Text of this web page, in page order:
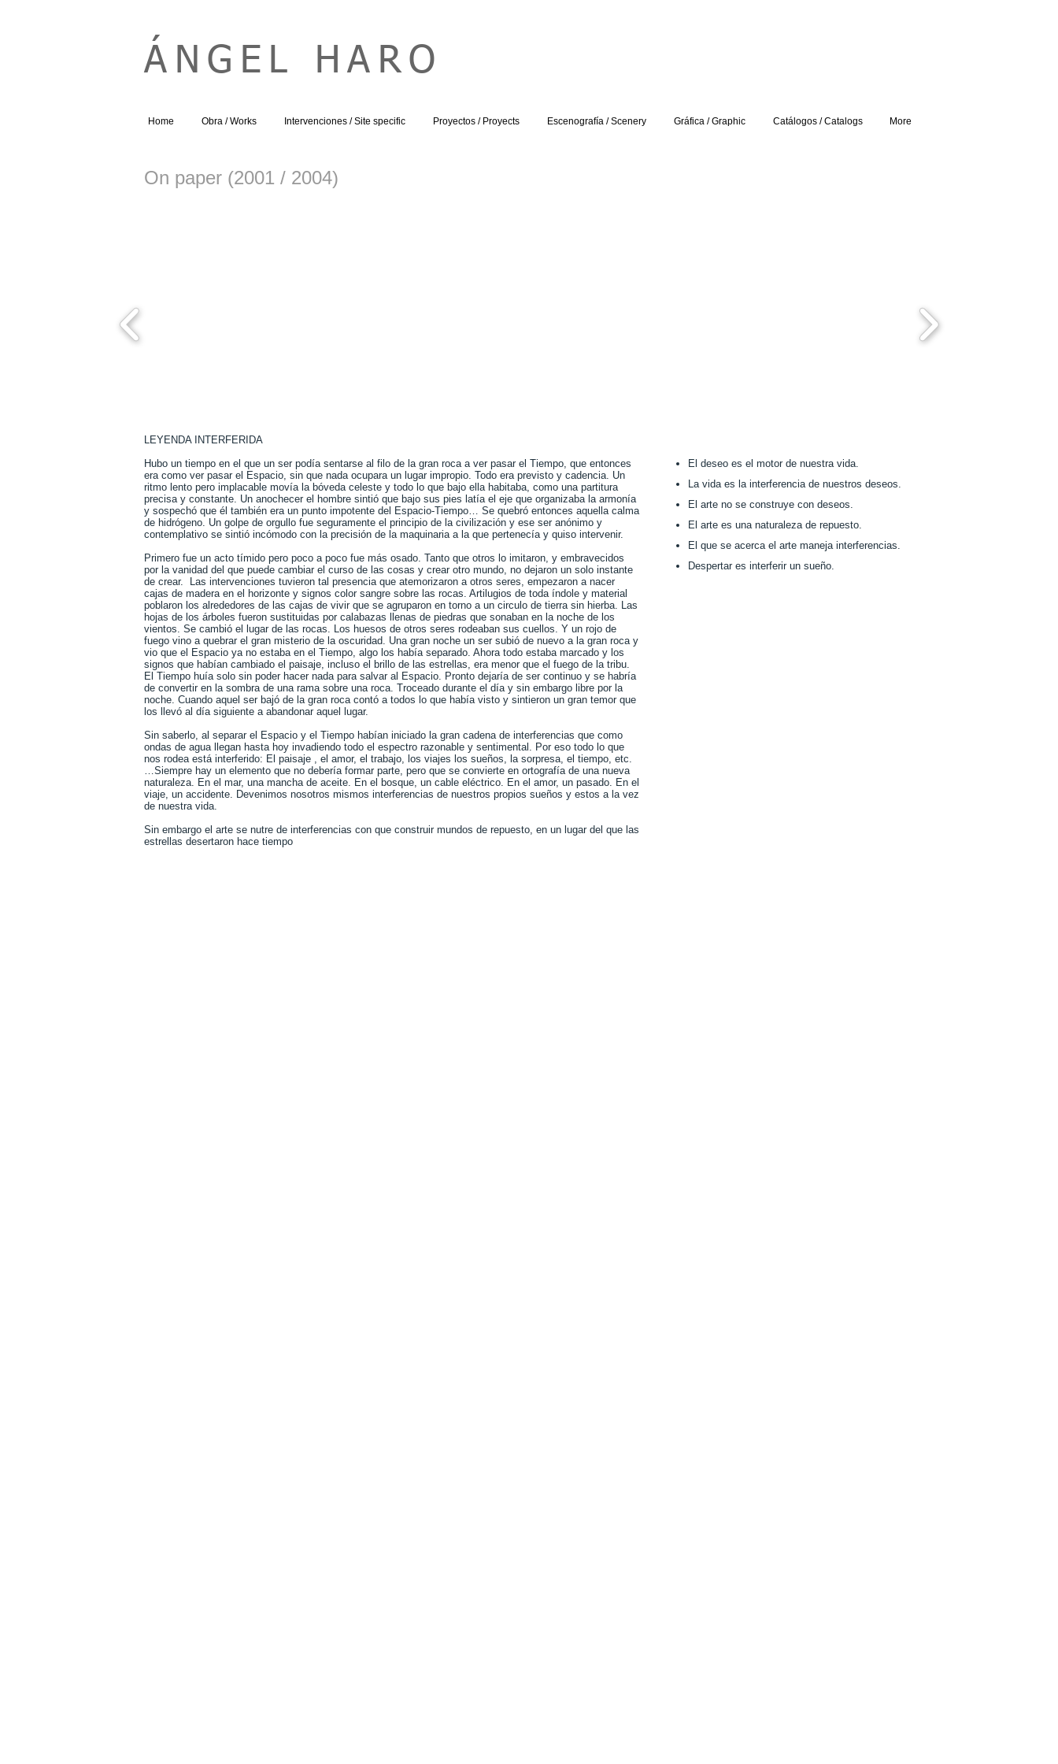
ÁNGEL HARO
Home Obra / Works Intervenciones / Site specific Proyectos / Proyects Escenografía / Scenery Gráfica / Graphic Catálogos / Catalogs More
On paper (2001 / 2004)
LEYENDA INTERFERIDA
Hubo un tiempo en el que un ser podía sentarse al filo de la gran roca a ver pasar el Tiempo, que entonces
era como ver pasar el Espacio, sin que nada ocupara un lugar impropio. Todo era previsto y cadencia. Un
ritmo lento pero implacable movía la bóveda celeste y todo lo que bajo ella habitaba, como una partitura
precisa y constante. Un anochecer el hombre sintió que bajo sus pies latía el eje que organizaba la armonía
y sospechó que él también era un punto impotente del Espacio-Tiempo… Se quebró entonces aquella calma
de hidrógeno. Un golpe de orgullo fue seguramente el principio de la civilización y ese ser anónimo y
contemplativo se sintió incómodo con la precisión de la maquinaria a la que pertenecía y quiso intervenir.
Primero fue un acto tímido pero poco a poco fue más osado. Tanto que otros lo imitaron, y embravecidos
por la vanidad del que puede cambiar el curso de las cosas y crear otro mundo, no dejaron un solo instante
de crear. Las intervenciones tuvieron tal presencia que atemorizaron a otros seres, empezaron a nacer
cajas de madera en el horizonte y signos color sangre sobre las rocas. Artilugios de toda índole y material
poblaron los alrededores de las cajas de vivir que se agruparon en torno a un circulo de tierra sin hierba. Las
hojas de los árboles fueron sustituidas por calabazas llenas de piedras que sonaban en la noche de los
vientos. Se cambió el lugar de las rocas. Los huesos de otros seres rodeaban sus cuellos. Y un rojo de
fuego vino a quebrar el gran misterio de la oscuridad. Una gran noche un ser subió de nuevo a la gran roca y
vio que el Espacio ya no estaba en el Tiempo, algo los había separado. Ahora todo estaba marcado y los
signos que habían cambiado el paisaje, incluso el brillo de las estrellas, era menor que el fuego de la tribu.
El Tiempo huía solo sin poder hacer nada para salvar al Espacio. Pronto dejaría de ser continuo y se habría
de convertir en la sombra de una rama sobre una roca. Troceado durante el día y sin embargo libre por la
noche. Cuando aquel ser bajó de la gran roca contó a todos lo que había visto y sintieron un gran temor que
los llevó al día siguiente a abandonar aquel lugar.
Sin saberlo, al separar el Espacio y el Tiempo habían iniciado la gran cadena de interferencias que como
ondas de agua llegan hasta hoy invadiendo todo el espectro razonable y sentimental. Por eso todo lo que
nos rodea está interferido: El paisaje , el amor, el trabajo, los viajes los sueños, la sorpresa, el tiempo, etc.
…Siempre hay un elemento que no debería formar parte, pero que se convierte en ortografía de una nueva
naturaleza. En el mar, una mancha de aceite. En el bosque, un cable eléctrico. En el amor, un pasado. En el
viaje, un accidente. Devenimos nosotros mismos interferencias de nuestros propios sueños y estos a la vez
de nuestra vida.
Sin embargo el arte se nutre de interferencias con que construir mundos de repuesto, en un lugar del que las
estrellas desertaron hace tiempo
El deseo es el motor de nuestra vida.
La vida es la interferencia de nuestros deseos.
El arte no se construye con deseos.
El arte es una naturaleza de repuesto.
El que se acerca el arte maneja interferencias.
Despertar es interferir un sueño.